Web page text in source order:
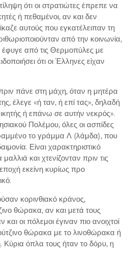
ότι οι στρατιώτες έπρεπε να
ή πεθαμένοι, αν και δεν
αυτούς που εγκατέλειπαν τη
από την κοινωνία,
από τις Θερμοπύλες με
ότι οι Έλληνες είχαν
πριν πάνε στη μάχη, όταν η μητέρα
έλεγε «ή ταν, ή επί τας», δηλαδή
ή επάνω σε αυτήν νεκρός».
Πολέμου, όλες οι ασπίδες
το γράμμα Λ (λάμδα), που
Είναι χαρακτηριστικό
και χτενίζονταν πριν τις
εκείνη κυρίως προ
κορινθιακό κράνος,
θώρακα, αν και μετά τους
οι πόλεμοι έγιναν πιο ανοιχτοί
θώρακα με το λινοθώρακα ή
όπλα τους ήταν το δόρυ, η